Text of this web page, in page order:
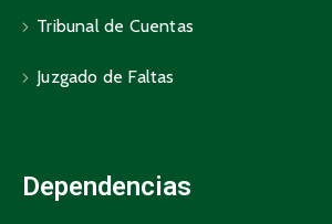
Tribunal de Cuentas
Juzgado de Faltas
Dependencias